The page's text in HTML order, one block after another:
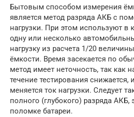
Бытовым способом измерения
является метод разряда АКБ с
нагрузки. При этом используют в
одну или несколько
нагрузку из расчета 1/20
ёмкости. Время засекается по
метод имеет неточность, так как
течение тестирования снижается,
меняется ток нагрузки. Следует
полного (глубокого) разряда АКБ,
поломке батареи.